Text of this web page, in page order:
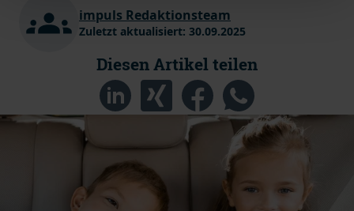
impuls Redaktionsteam
Zuletzt aktualisiert: 30.09.2025
Diesen Artikel teilen